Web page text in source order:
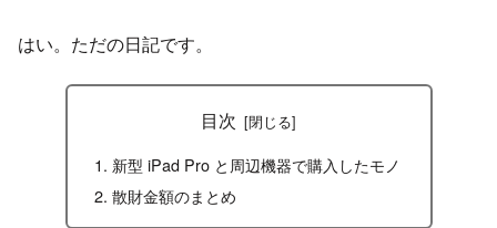
はい。ただの日記です。
目次
新型 iPad Pro と周辺機器で購入したモノ
散財金額のまとめ